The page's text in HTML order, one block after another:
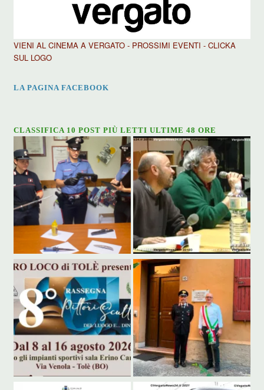
VIENI AL CINEMA A VERGATO - PROSSIMI EVENTI - CLICKA
SUL LOGO
LA PAGINA FACEBOOK
CLASSIFICA 10 POST PIÙ LETTI ULTIME 48 ORE